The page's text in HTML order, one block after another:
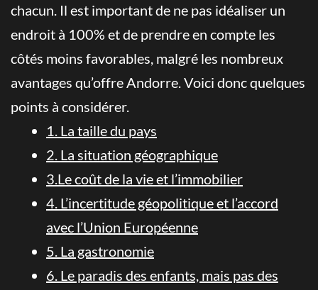
chacun. Il est important de ne pas idéaliser un
endroit à 100% et de prendre en compte les
côtés moins favorables, malgré les nombreux
avantages qu’offre Andorre. Voici donc quelques
points à considérer.
1. La taille du pays
2. La situation géographique
3.Le coût de la vie et l’immobilier
4. L’incertitude géopolitique et l’accord
avec l’Union Européenne
5. La gastronomie
6. Le paradis des enfants, mais pas des